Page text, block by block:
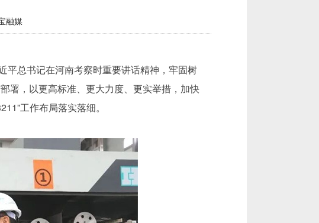
融媒
平总书记在河南考察时重要讲话精神，牢固树
署，以更高标准、更大力度、更实举措，加快
工作布局落实落细。